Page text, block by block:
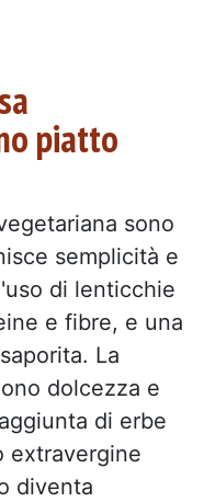
piatto
sono
semplicità e
di lenticchie
e fibre, e una
La
dolcezza e
di erbe
extravergine
diventa